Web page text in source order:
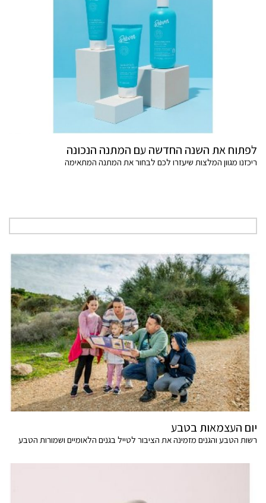
לפתוח את השנה החדשה עם המתנה הנכונה
ריכזנו מגוון המלצות שיעזרו לכם לבחור את המתנה המתאימה
יום העצמאות בטבע
רשות הטבע והגנים מזמינה את הציבור לטייל בגנים הלאומיים ושמורות הטבע